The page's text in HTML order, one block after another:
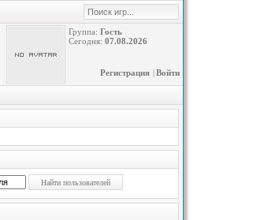
Группа: Гость
Сегодня: 07.08.2026
Войти
|
Регистрация